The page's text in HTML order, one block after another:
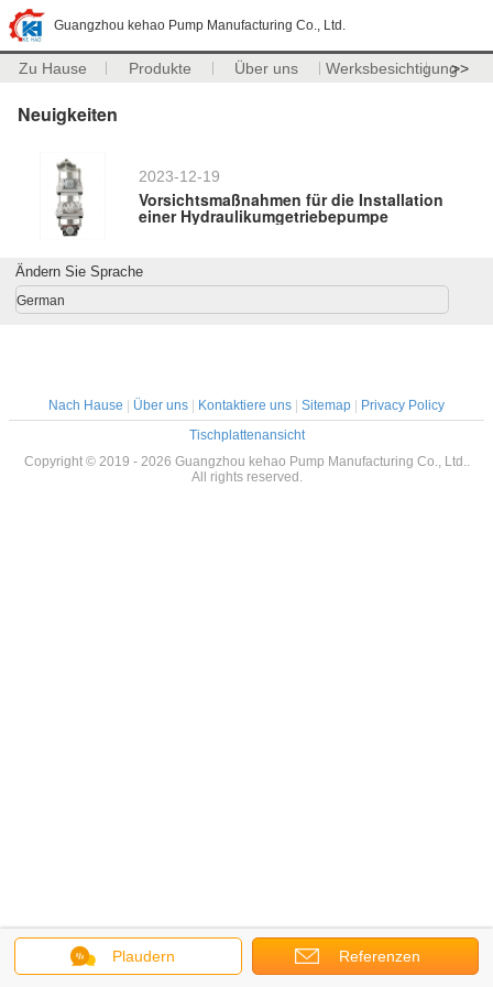
Guangzhou kehao Pump Manufacturing Co., Ltd.
Zu Hause Produkte Über uns Werksbesichtigung>>
Neuigkeiten
2023-12-19
Vorsichtsmaßnahmen für die Installation
einer Hydraulikumgetriebepumpe
Plaudern Referenzen
Ändern Sie Sprache
German
Nach Hause Über uns Kontaktiere uns Sitemap
Privacy Policy
Tischplattenansicht
Copyright © 2019 - 2026 Guangzhou kehao Pump Manufacturing Co., Ltd..
All rights reserved.